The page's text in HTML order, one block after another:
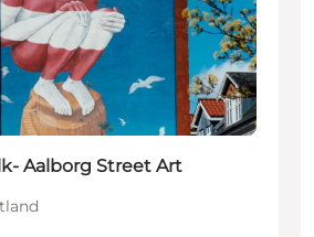
Aalborg Street Art